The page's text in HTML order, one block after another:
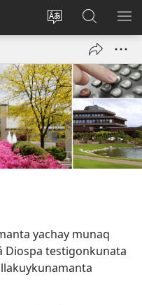
Direccionpi
Sutiykiwan
jaykuy
nueva
ventana)
JW.ORG
nisqapi
maskhay
yachay munaq
Diospa testigonkunata